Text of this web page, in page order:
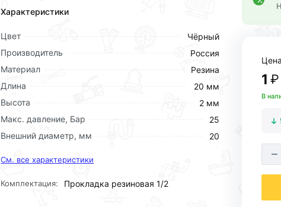
Характеристики
Цвет
Чёрный
Производитель
Россия
Материал
Резина
Длина
20 мм
Высота
2 мм
Макс. давление, Бар
25
Внешний диаметр, мм
20
См. все характеристики
Комплектация: Прокладка резиновая 1/2
1 ₽
В